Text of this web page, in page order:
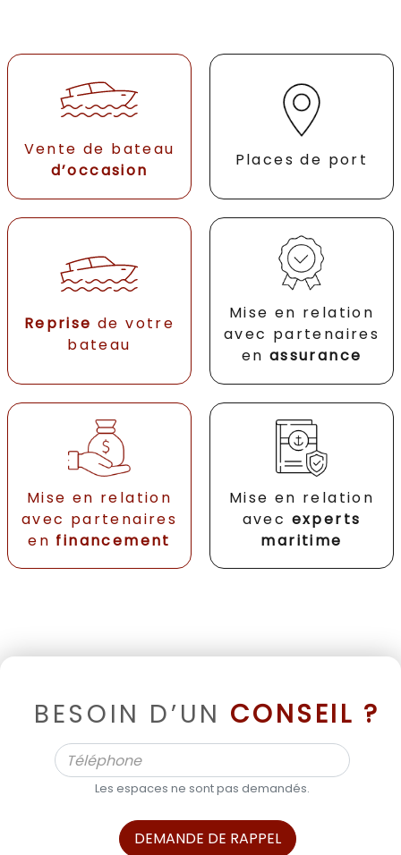
Vente de bateau
d’occasion
Places de port
Reprise de votre
bateau
Mise en relation
avec partenaires
en assurance
Mise en relation
avec partenaires
en financement
Mise en relation
avec experts
maritime
BESOIN D’UN CONSEIL ?
Les espaces ne sont pas demandés.
DEMANDE DE RAPPEL